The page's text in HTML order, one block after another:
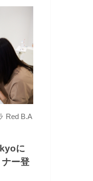
Red B.A
に
ー登